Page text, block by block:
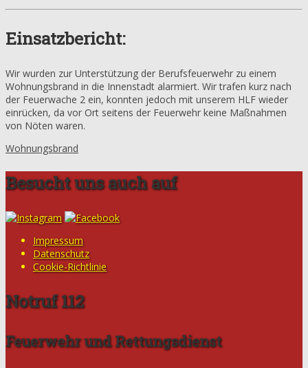
Einsatzbericht:
Wir wurden zur Unterstützung der Berufsfeuerwehr zu einem
Wohnungsbrand in die Innenstadt alarmiert. Wir trafen kurz nach
der Feuerwache 2 ein, konnten jedoch mit unserem HLF wieder
einrücken, da vor Ort seitens der Feuerwehr keine Maßnahmen
von Nöten waren.
Wohnungsbrand
Besucht uns auch auf
Impressum
Datenschutz
Cookie-Richtlinie
Notruf 112
Feuerwehr und Rettungsdienst